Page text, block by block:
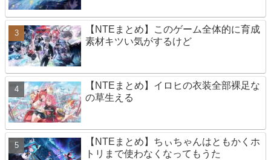
【NTEまとめ】このゲーム全体的に育成
素材キツい気がするけど
【NTEまとめ】イロヒの衣装全部裸足な
の草生える
【NTEまとめ】ちぃちゃんはともかくホ
トリまで使わなくなってもうた